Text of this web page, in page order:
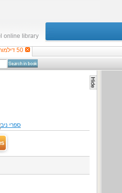
50 דילמות באתיקה רפואית